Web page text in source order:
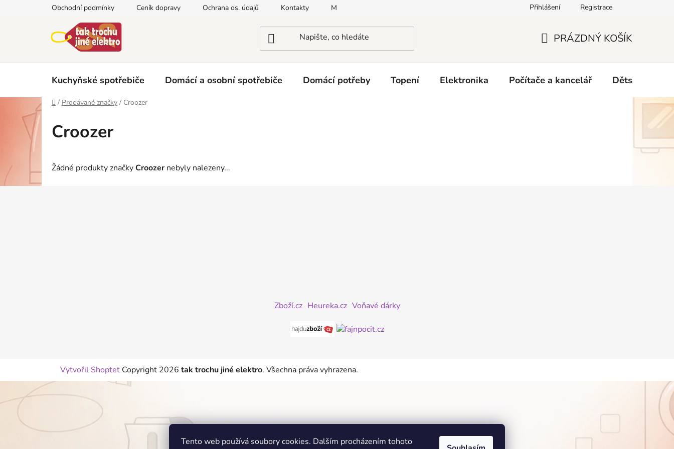
Tento web používá soubory cookies. Dalším procházením tohoto
Obchodní podmínky Ceník dopravy Ochrana os. údajů Kontakty Moje objednávka Přihlášení Registrace
KOŠÍK
PRÁZDNÝ KOŠÍK
Kuchyňské spotřebiče Domácí a osobní spotřebiče Domácí potřeby Topení Elektronika Počítače a kancelář Dětské zboží
Domů
/ Prodávané značky / Croozer
Croozer
Žádné produkty značkyCroozer nebyly nalezeny...
Zboží.cz Heureka.cz Voňavé dárky
Vytvořil Shoptet Copyright 2026 tak trochu jiné elektro. Všechna práva vyhrazena.